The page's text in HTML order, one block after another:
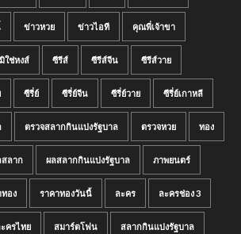
ข่าวหวย ข่าวไอที คุณพี่เจ้าขา
ใช่หงส์ ซีรีส์ ซีรีส์จีน ซีรีส์วาย
ซีรี่ย์ ซีรี่ย์จีน ซีรี่ย์วาย ซีรี่ย์เกาหลี
ตรวจสลากกินแบ่งรัฐบาล ตรวจหวย ทอง
สลาก ผลสลากกินแบ่งรัฐบาล ภาพยนตร์
อง ราคาทองวันนี้ ละคร ละครช่อง 3
ครไทย สมาร์ตโฟน สลากกินแบ่งรัฐบาล